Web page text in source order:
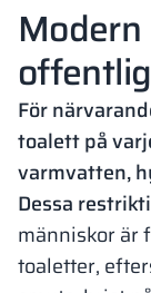
För
toalett på
varmvatten,
Dessa
människor är
toaletter,